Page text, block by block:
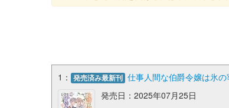
1： 発売済み最新刊 仕事人間な伯爵令嬢は氷
発売日：2025年07月25日